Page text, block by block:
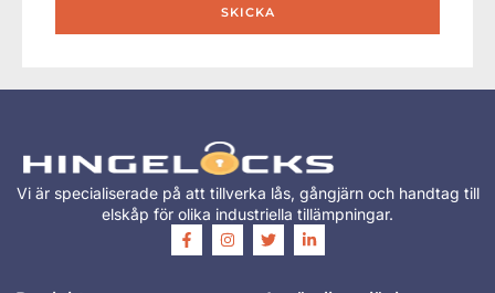
SKICKA
Vi är specialiserade på att tillverka lås, gångjärn och handtag till
elskåp för olika industriella tillämpningar.